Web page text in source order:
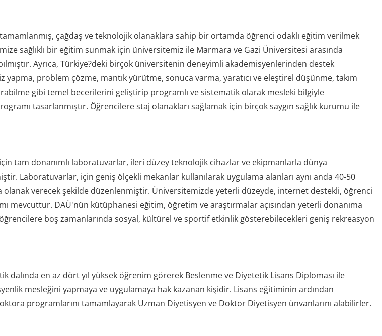
çağdaş ve teknolojik olanaklara sahip bir ortamda öğrenci odaklı eğitim verilmek
sağlıklı bir eğitim sunmak için üniversitemiz ile Marmara ve Gazi Üniversitesi arasında
Ayrıca, Türkiye?deki birçok üniversitenin deneyimli akademisyenlerinden destek
yapma, problem çözme, mantık yürütme, sonuca varma, yaratıcı ve eleştirel düşünme, takım
gibi temel becerilerini geliştirip programlı ve sistematik olarak mesleki bilgiyle
tasarlanmıştır. Öğrencilere staj olanakları sağlamak için birçok saygın sağlık kurumu ile
tam donanımlı laboratuvarlar, ileri düzey teknolojik cihazlar ve ekipmanlarla dünya
Laboratuvarlar, için geniş ölçekli mekanlar kullanılarak uygulama alanları aynı anda 40-50
olanak verecek şekilde düzenlenmiştir. Üniversitemizde yeterli düzeyde, internet destekli, öğrenci
mevcuttur. DAÜ'nün kütüphanesi eğitim, öğretim ve araştırmalar açısından yeterli donanıma
boş zamanlarında sosyal, kültürel ve sportif etkinlik gösterebilecekleri geniş rekreasyon
dalında en az dört yıl yüksek öğrenim görerek Beslenme ve Diyetetik Lisans Diploması ile
mesleğini yapmaya ve uygulamaya hak kazanan kişidir. Lisans eğitiminin ardından
programlarını tamamlayarak Uzman Diyetisyen ve Doktor Diyetisyen ünvanlarını alabilirler.